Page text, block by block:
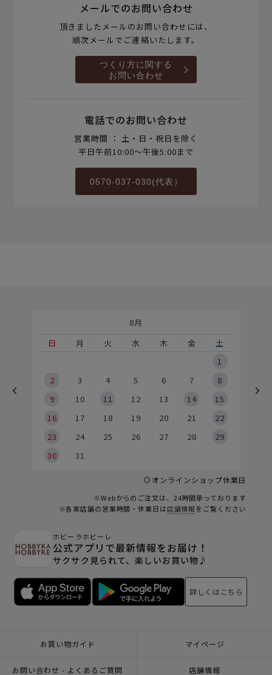
メールでのお問い合わせ
頂きましたメールのお問い合わせには、
順次メールでご連絡いたします。
つくり方に関する
お問い合わせ
電話でのお問い合わせ
営業時間 ： 土・日・祝日を除く
平日午前10:00～午後5:00まで
0570-037-030(代表）
8月
日
月 火 水 木 金
土
1
2
3 4 5 6 7
8
9
10 11 12 13 14
15
16
17 18 19 20 21
22
23
24 25 26 27 28
29
30
31
オンラインショップ休業日
※Webからのご注文は、24時間承っております
※各実店舗の営業時間・休業日は店舗情報をご覧ください
ホビーラホビーレ
公式アプリで最新情報をお届け！
サクサク見られて、楽しいお買い物♪
詳しくはこちら
お買い物ガイド マイページ
お問い合わせ - よくあるご質問 店舗情報